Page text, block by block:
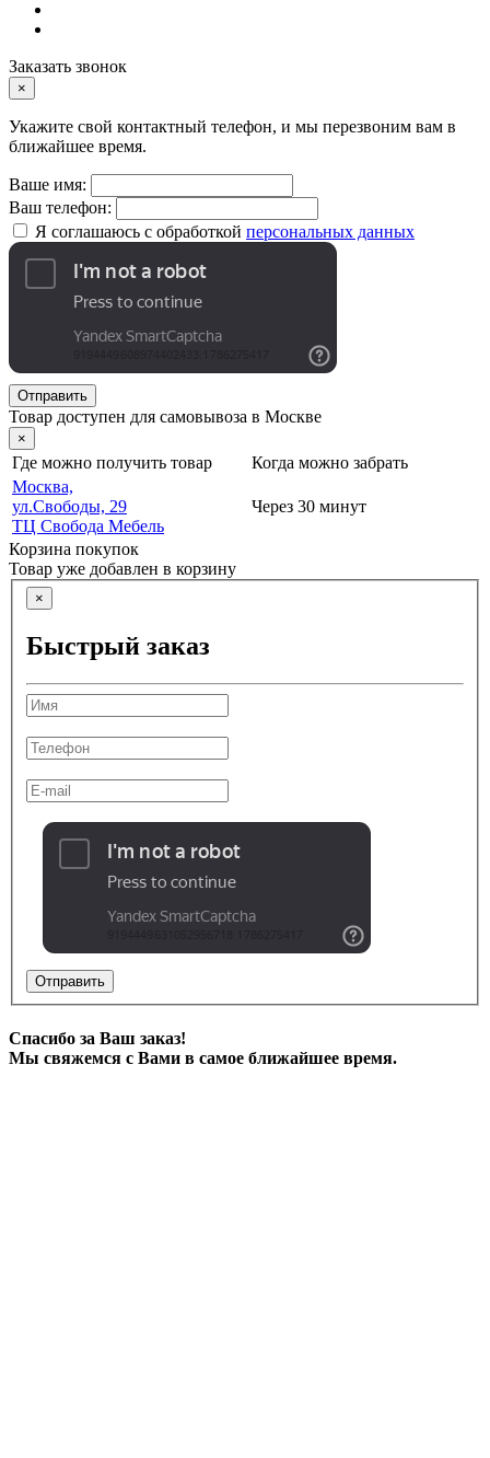
Заказать звонок
×
Укажите свой контактный телефон, и мы перезвоним вам в
ближайшее время.
Ваше имя:
Ваш телефон:
Я соглашаюсь с обработкой персональных данных
Отправить
Товар доступен для самовывоза в Москве
×
Где можно получить товар
Когда можно забрать
Москва,
ул.Свободы, 29
ТЦ Свобода Мебель
Через 30 минут
Корзина покупок
Товар уже добавлен в корзину
×
Быстрый заказ
Отправить
Спасибо за Ваш заказ!
Мы свяжемся с Вами в самое ближайшее время.